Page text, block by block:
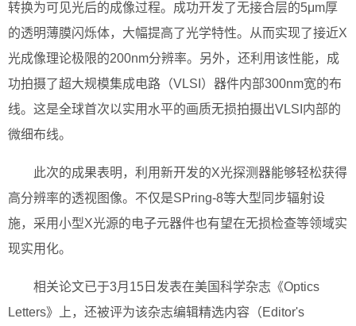
转换为可见光后的成像过程。成功开发了无接合层的5μm厚
的透明薄膜闪烁体，大幅提高了光学特性。从而实现了接近X
光成像理论极限的200nm分辨率。另外，还利用该性能，成
功拍摄了超大规模集成电路（VLSI）器件内部300nm宽的布
线。这是全球首次以实用水平的画质无损拍摄出VLSI内部的
微细布线。
此次的成果表明，利用新开发的X光探测器能够轻松获得
高分辨率的透视图像。不仅是SPring-8等大型同步辐射设
施，采用小型X光源的电子元器件也有望在无损检查等领域实
现实用化。
相关论文已于3月15日发表在美国科学杂志《Optics
Letters》上，还被评为该杂志编辑精选内容（Editor's